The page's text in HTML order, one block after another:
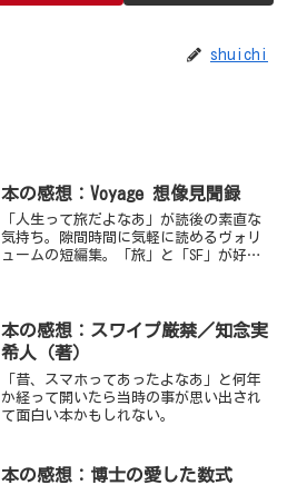
shuichi
本の感想：Voyage 想像見聞録
「人生って旅だよなあ」が読後の素直な
気持ち。隙間時間に気軽に読めるヴォリ
ュームの短編集。「旅」と「SF」が好き
本の感想：スワイプ厳禁／知念実
希人（著）
「昔、スマホってあったよなあ」と何年
か経って開いたら当時の事が思い出され
て面白い本かもしれない。
本の感想：博士の愛した数式